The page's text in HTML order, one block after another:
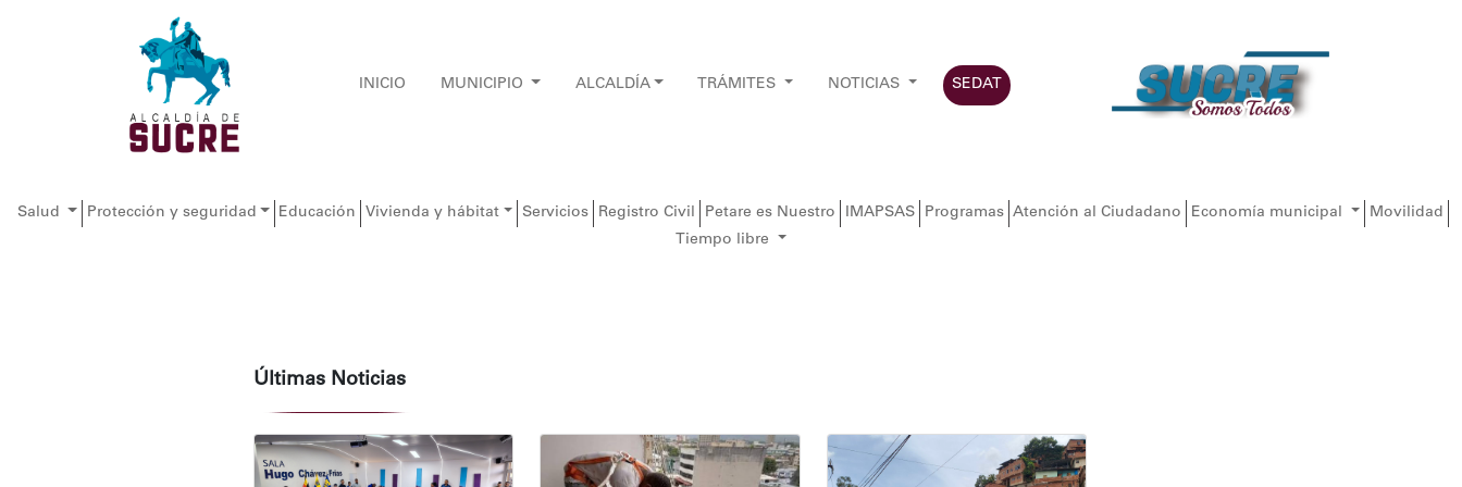
INICIO MUNICIPIO ALCALDÍA TRÁMITES NOTICIAS SEDAT
Salud Protección y seguridad Educación Vivienda y hábitat Servicios Registro Civil Petare es Nuestro IMAPSAS Programas Atención al Ciudadano Economía municipal
Movilidad
Tiempo libre
Últimas Noticias